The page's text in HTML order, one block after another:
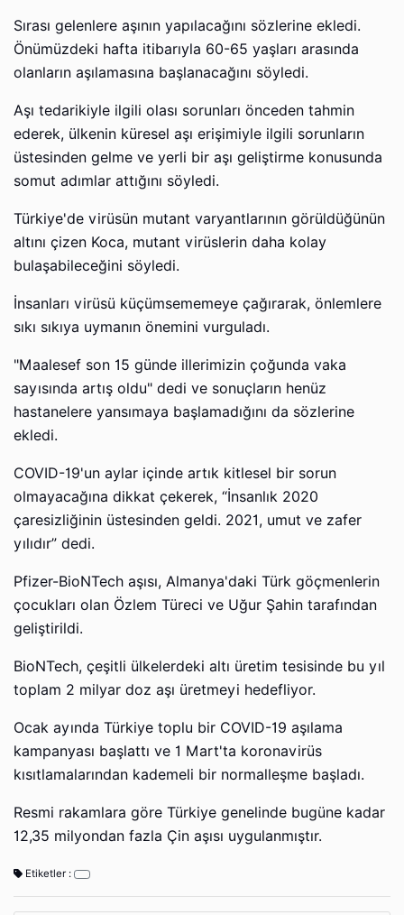
Sırası gelenlere aşının yapılacağını sözlerine ekledi.
Önümüzdeki hafta itibarıyla 60-65 yaşları arasında
olanların aşılamasına başlanacağını söyledi.
Aşı tedarikiyle ilgili olası sorunları önceden tahmin
ederek, ülkenin küresel aşı erişimiyle ilgili sorunların
üstesinden gelme ve yerli bir aşı geliştirme konusunda
somut adımlar attığını söyledi.
Türkiye'de virüsün mutant varyantlarının görüldüğünün
altını çizen Koca, mutant virüslerin daha kolay
bulaşabileceğini söyledi.
İnsanları virüsü küçümsememeye çağırarak, önlemlere
sıkı sıkıya uymanın önemini vurguladı.
"Maalesef son 15 günde illerimizin çoğunda vaka
sayısında artış oldu" dedi ve sonuçların henüz
hastanelere yansımaya başlamadığını da sözlerine
ekledi.
COVID-19'un aylar içinde artık kitlesel bir sorun
olmayacağına dikkat çekerek, “İnsanlık 2020
çaresizliğinin üstesinden geldi. 2021, umut ve zafer
yılıdır” dedi.
Pfizer-BioNTech aşısı, Almanya'daki Türk göçmenlerin
çocukları olan Özlem Türeci ve Uğur Şahin tarafından
geliştirildi.
BioNTech, çeşitli ülkelerdeki altı üretim tesisinde bu yıl
toplam 2 milyar doz aşı üretmeyi hedefliyor.
Ocak ayında Türkiye toplu bir COVID-19 aşılama
kampanyası başlattı ve 1 Mart'ta koronavirüs
kısıtlamalarından kademeli bir normalleşme başladı.
Resmi rakamlara göre Türkiye genelinde bugüne kadar
12,35 milyondan fazla Çin aşısı uygulanmıştır.
Etiketler :